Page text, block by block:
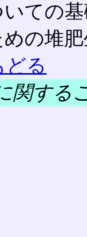
いての
めの堆
どる
関する